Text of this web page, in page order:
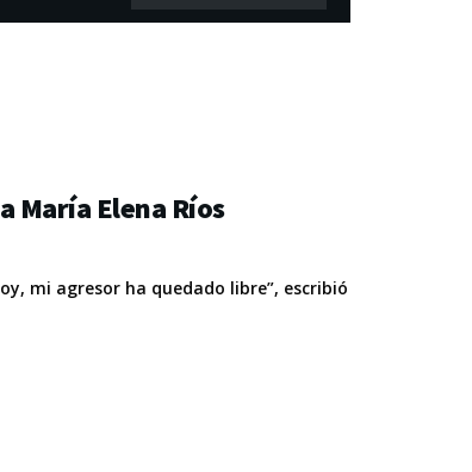
María Elena Ríos
mi agresor ha quedado libre”, escribió